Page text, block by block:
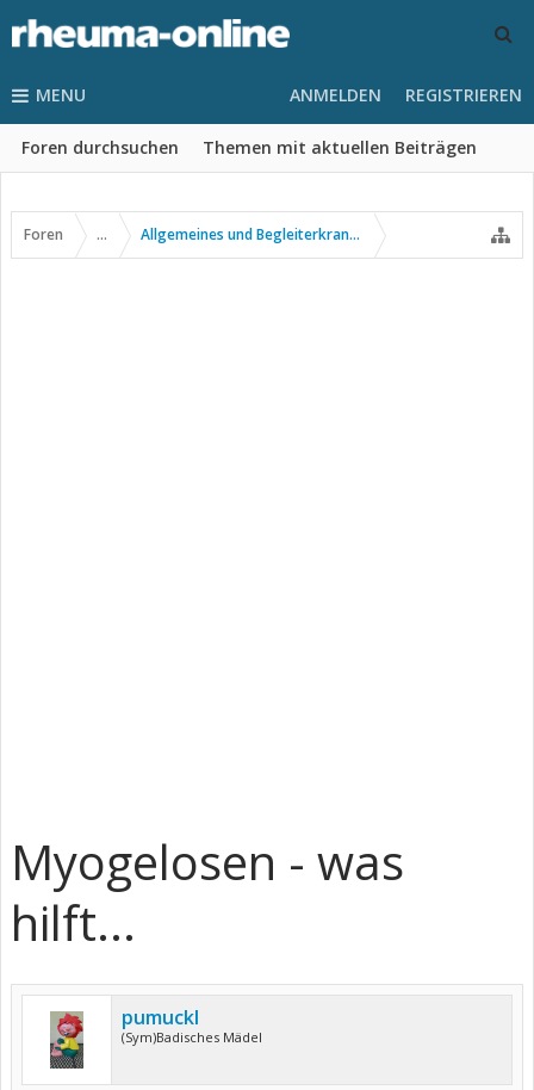
MENU
Foren durchsuchen Themen mit aktuellen Beiträgen
ANMELDEN REGISTRIEREN
Foren ... Allgemeines und Begleiterkrankungen
Myogelosen - was
hilft...
pumuckl
(Sym)Badisches Mädel